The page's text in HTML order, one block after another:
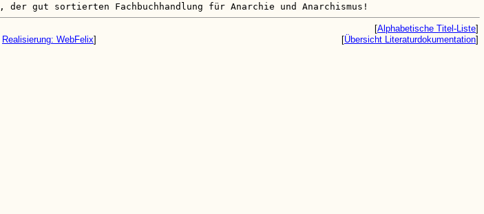
, der gut sortierten Fachbuchhandlung für Anarchie und Anarchismus!
[Alphabetische Titel-Liste]
Realisierung: WebFelix] [Übersicht Literaturdokumentation]